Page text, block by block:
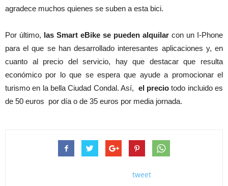
agradece muchos quienes se suben a esta bici.
Por último, las Smart eBike se pueden alquilar con un I-Phone
para el que se han desarrollado interesantes aplicaciones y, en
cuanto al precio del servicio, hay que destacar que resulta
económico por lo que se espera que ayude a promocionar el
turismo en la bella Ciudad Condal. Así, el precio todo incluido es
de 50 euros por día o de 35 euros por media jornada.
tweet